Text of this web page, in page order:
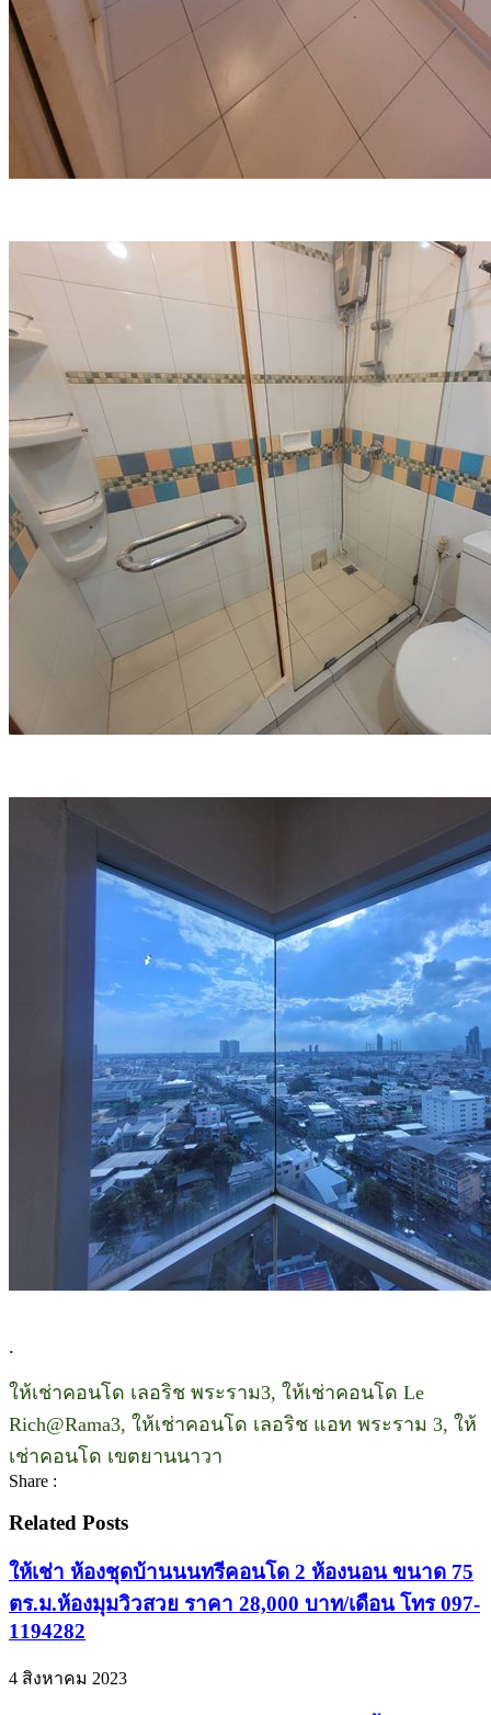
.
ให้เช่าคอนโด เลอริช พระราม3, ให้เช่าคอนโด Le
Rich@Rama3, ให้เช่าคอนโด เลอริช แอท พระราม 3, ให้
เช่าคอนโด เขตยานนาวา
Share :
Related Posts
ให้เช่า ห้องชุดบ้านนนทรีคอนโด 2 ห้องนอน ขนาด 75
ตร.ม.ห้องมุมวิวสวย ราคา 28,000 บาท/เดือน โทร 097-
1194282
4 สิงหาคม 2023